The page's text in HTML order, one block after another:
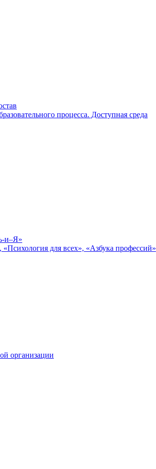
процесса. Доступная среда
и–Я»
для всех», «Азбука профессий»
организации